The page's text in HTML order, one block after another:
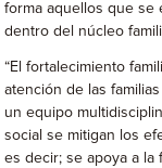
forma aquellos que se
dentro del núcleo
“El fortalecimiento
atención de las
un equipo
social se mitigan los
es decir; se apoya a la